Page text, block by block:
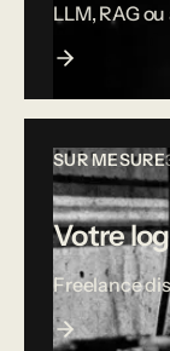
LLM, RAG
SUR MESURE
Votre
Freelance